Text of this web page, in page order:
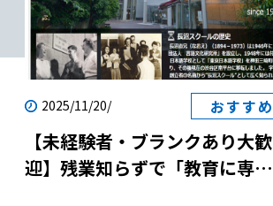
2025/11/20/ おすすめ
【未経験者・ブランクあり大歓
迎】残業知らずで「教育に専